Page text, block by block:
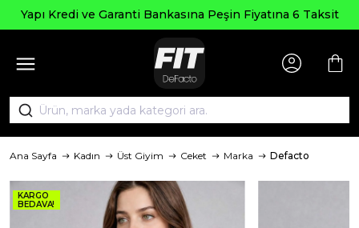
Yapı Kredi ve Garanti Bankasına Peşin Fiyatına 6 Taksit
Ana Sayfa Kadın Üst Giyim Ceket Marka Defacto
KARGO
BEDAVA!